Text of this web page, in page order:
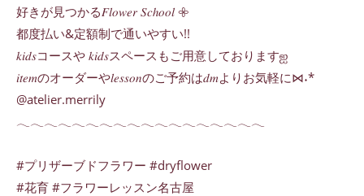
好きが見つかる𝐹𝑙𝑜𝑤𝑒𝑟 𝑆𝑐ℎ𝑜𝑜𝑙 𖧷
都度払い&定額制で通いやすい!!
𝑘𝑖𝑑𝑠コースや 𝑘𝑖𝑑𝑠スペースもご用意しておりますஐ
𝑖𝑡𝑒𝑚のオーダーや𝑙𝑒𝑠𝑠𝑜𝑛のご予約は𝑑𝑚よりお気軽に⋈˖*
@atelier.merrily
𓂃𓂃𓂃𓂃𓂃𓂃𓂃𓂃𓂃𓂃𓂃𓂃𓂃𓂃𓂃𓂃𓂃𓂃
#プリザーブドフラワー #dryflower
#花育 #フラワーレッスン名古屋